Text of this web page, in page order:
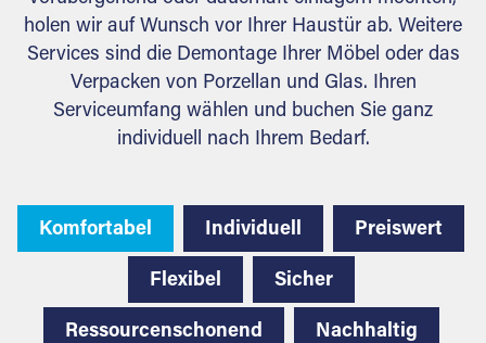
holen wir auf Wunsch vor Ihrer Haustür ab. Weitere
Services sind die Demontage Ihrer Möbel oder das
Verpacken von Porzellan und Glas. Ihren
Serviceumfang wählen und buchen Sie ganz
individuell nach Ihrem Bedarf.
Komfortabel Individuell Preiswert
Flexibel Sicher
Ressourcenschonend Nachhaltig